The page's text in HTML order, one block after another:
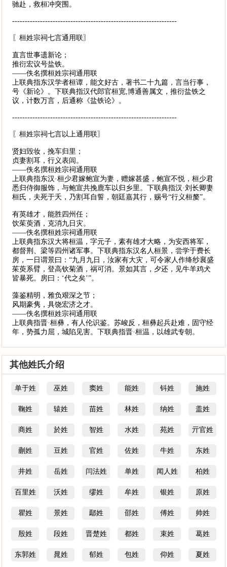
驰赴，救桓冲突围。
-----------------------------------------------------------------
〖桓姓宗祠七言通用联〗
直言世事遗新论；
推衍宏议号盐铁。
——佚名撰桓姓宗祠通用联
上联典指东汉学者桓谭，能文好古，著书二十九篇，言当行事，
号《新论》。下联典指汉代郎官桓宽,博通善属文，推衍盐铁之
议，计数万言，后通称《盐铁论》。
-----------------------------------------------------------------
〖桓姓宗祠七言以上通用联〗
贤妇毁妆，挽车归里；
贞妻割耳，行义表闾。
——佚名撰桓姓宗祠通用联
上联典指东汉·桓少君嫁鲍宣为妻，赠嫁甚盛，鲍宣不悦，桓少君
悉归侍御服饰，与鲍宣共挽鹿车以归乡里。下联典指汉·刘长卿妻
桓氏，夫死于夭，乃割耳自誓，朝廷嘉其行，赐号“行义桓嫠”。
有英雄才，能胜四州任；
饮茱萸酒，克消九日灾。
——佚名撰桓姓宗祠通用联
上联典指东汉大将桓温，字元子，素有雄才大略，为安西将军，
都督荆、梁等四州诸军事。下联典指东汉名人桓景，尝学于费长
房，一日谓景曰：“九月九日，汝家有大灾，可令家人作绛纱襄盛
茱萸系臂，登高钦菊酒，祸可消。景如其言，夕还，见牛羊鸡犬
皆暴死。房曰：‘代之矣’”。
藻鉴精明，雅负艰深之节；
风期豪隽，具饶宏济之才。
——佚名撰桓姓宗祠通用联
上联典指晋·桓彝，有人伦识鉴。苏峻反，桓彝起兵赴难，固守经
年，势孤力屈，城陷见害。下联典指晋·桓温，以雄武专朝。
其他姓氏介绍
单于姓 巫姓 窦姓 能姓 钭姓 施姓
鞠姓 辕姓 苗姓 林姓 纳姓 盖姓
商姓 於姓 智姓 水姓 苑姓 亓官姓
蒯姓 豆姓 官姓 佐姓 牛姓 东姓
井姓 岳姓 闫法姓 单姓 闻人姓 柏姓
百里姓 沃姓 缪姓 牟姓 银姓 原姓
瞿姓 景姓 鄢姓 邵姓 傅姓 帅姓
殷姓 段姓 晋楚姓 都姓 束姓 葛姓
东郭姓 晁姓 郁姓 包姓 仰姓 夏姓